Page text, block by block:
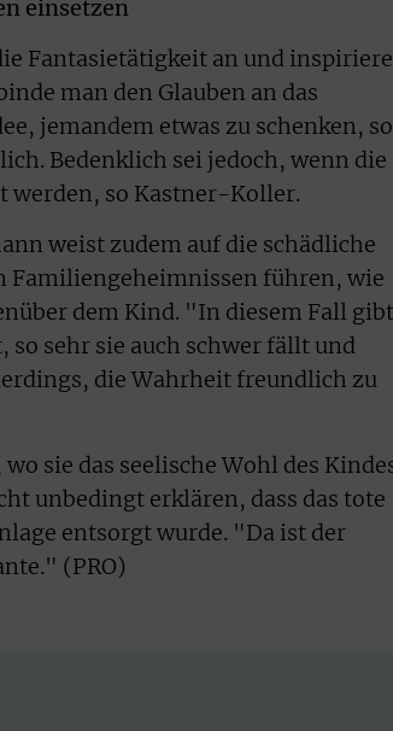
einsetzen
Fantasietätigkeit an und
man den Glauben an das
jemandem etwas zu schenken, so
Bedenklich sei jedoch, wenn die
werden, so Kastner-Koller.
weist zudem auf die schädliche
Familiengeheimnissen führen, wie
dem Kind. "In diesem Fall
so sehr sie auch schwer fällt und
die Wahrheit freundlich zu
sie das seelische Wohl des
unbedingt erklären, dass das tote
entsorgt wurde. "Da ist der
(PRO)